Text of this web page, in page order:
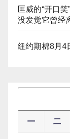
匡威的“开口
没发觉它曾经
纽约期棉8月4
一 二